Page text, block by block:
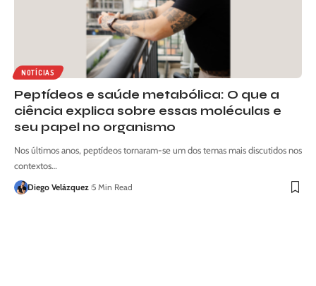
NOTÍCIAS
Peptídeos e saúde metabólica: O que a
ciência explica sobre essas moléculas e
seu papel no organismo
Nos últimos anos, peptídeos tornaram-se um dos temas mais discutidos nos
contextos…
Diego Velázquez 5 Min Read